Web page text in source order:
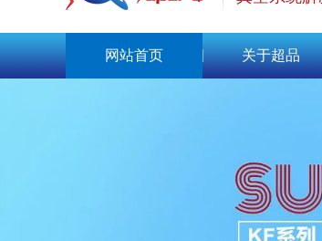
网站首页 关于超品